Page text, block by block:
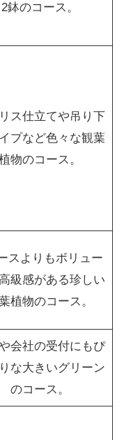
2鉢のコース。
ス仕立てや吊り下
プなど色々な観葉
物のコース。
スよりもボリュー
級感がある珍しい
植物のコース。
会社の受付にもぴ
な大きいグリーン
のコース。